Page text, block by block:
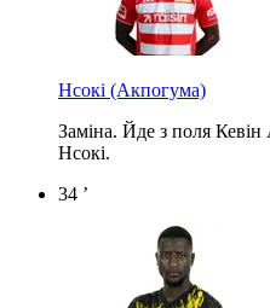
Нсокі (Акпогума)
Заміна. Йде з поля
Нсокі.
34 ’